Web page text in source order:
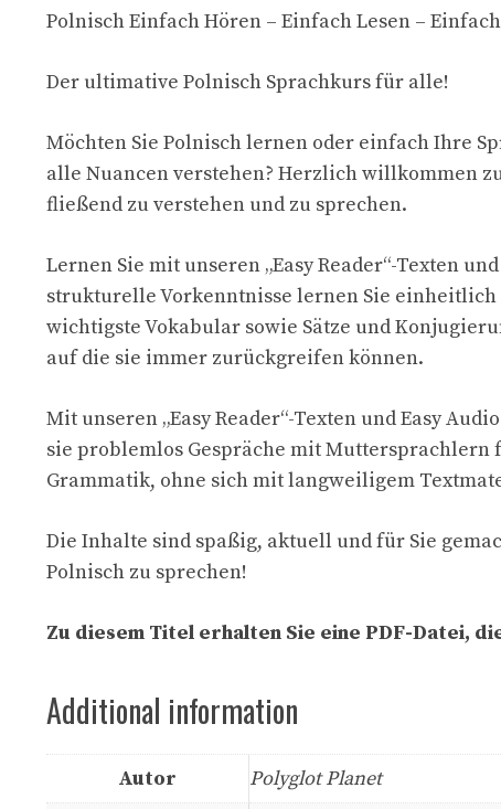
Polnisch Einfach Hören – Einfach Lesen –
Der ultimative Polnisch Sprachkurs für alle!
Möchten Sie Polnisch lernen oder einfach Ihre
alle Nuancen verstehen? Herzlich willkommen
fließend zu verstehen und zu sprechen.
Lernen Sie mit unseren „Easy Reader“-Texten
strukturelle Vorkenntnisse lernen Sie
wichtigste Vokabular sowie Sätze und
auf die sie immer zurückgreifen können.
Mit unseren „Easy Reader“-Texten und Easy
sie problemlos Gespräche mit Muttersprachlern
Grammatik, ohne sich mit langweiligem
Die Inhalte sind spaßig, aktuell und für Sie
Polnisch zu sprechen!
Zu diesem Titel erhalten Sie eine PDF-Datei,
Additional information
Autor
Polyglot Planet